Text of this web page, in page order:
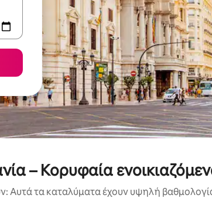
– Κορυφαία
Αυτά τα καταλύματα έχουν υψηλή